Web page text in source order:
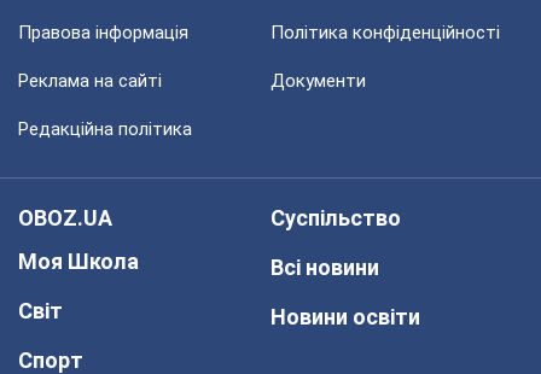
Правова інформація Політика конфіденційності
Реклама на сайті Документи
Редакційна політика
OBOZ.UA
Моя Школа
Світ
Спорт
Суспільство
Всі новини
Новини освіти